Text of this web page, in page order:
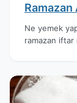
Ramazan
Ne yemek
ramazan iftar